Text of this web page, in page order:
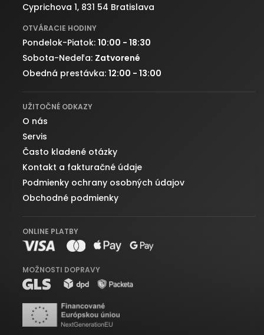
Cyprichova 1, 831 54 Bratislava
OTVÁRACIE HODINY
Pondelok-Piatok: 10:00 - 18:30
Sobota-Nedeľa: Zatvorené
Obedná prestávka: 12:00 - 13:00
UŽITOČNÉ ODKAZY
O nás
Servis
Často kladené otázky
Kontakt a fakturačné údaje
Podmienky ochrany osobných údajov
Obchodné podmienky
ONLINE PLATBY
MOŽNOSTI DOPRAVY